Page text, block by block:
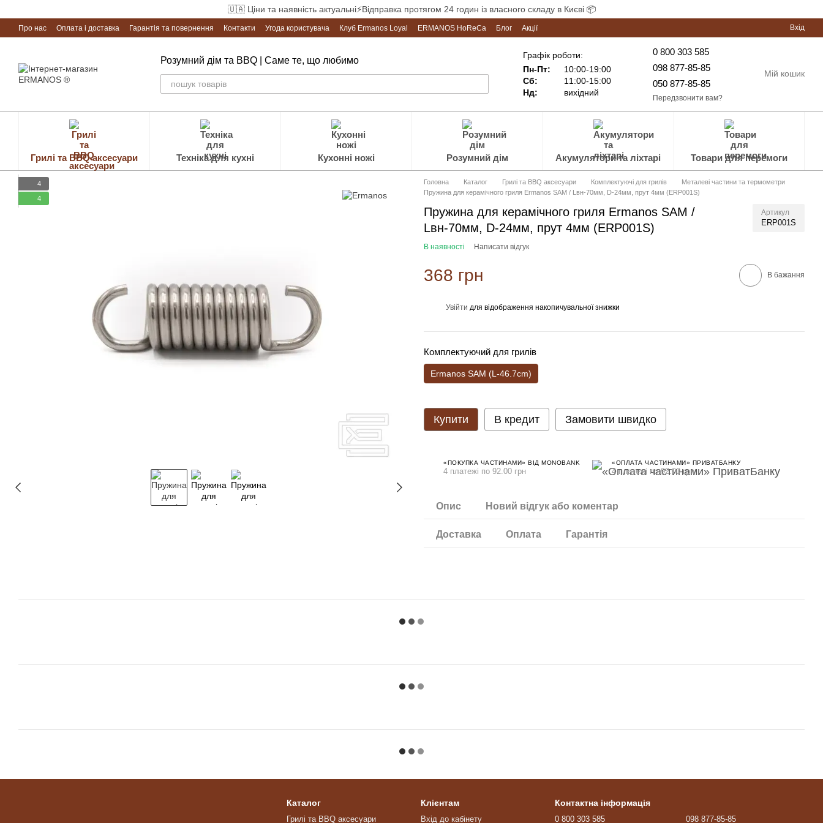
🇺🇦 Ціни та наявність актуальні⚡Відправка протягом 24 годин із власного складу в Києві 📦
Про нас Оплата і доставка Гарантія та повернення Контакти Угода користувача Клуб Ermanos Loyal ERMANOS HoReCa Блог Акції Вхід
Розумний дім та BBQ | Саме те, що любимо
Графік роботи:
Пн-Пт:
10:00-19:00
Сб:
11:00-15:00
Нд:
вихідний
0 800 303 585
098 877-85-85
050 877-85-85
Передзвонити вам?
Мій кошик
Грилі та BBQ аксесуари Техніка для кухні Кухонні ножі Розумний дім Акумулятори та ліхтарі Товари для перемоги
4
4
Головна Каталог Грилі та BBQ аксесуари Комплектуючі для грилів
Металеві частини та термометри
Пружина для керамічного гриля Ermanos SAM / Lвн-70мм, D-24мм, прут 4мм (ERP001S)
Пружина для керамічного гриля Ermanos SAM /
Lвн-70мм, D-24мм, прут 4мм (ERP001S)
Артикул
ERP001S
В наявності Написати відгук
368 грн В бажання
Увійти для відображення накопичувальної знижки
Комплектуючий для грилів
Ermanos SAM (L-46.7cm)
Купити В кредит Замовити швидко
«ПОКУПКА ЧАСТИНАМИ» ВІД MONOBANK
4 платежі по 92.00 грн
«ОПЛАТА ЧАСТИНАМИ» ПРИВАТБАНКУ
4 платежі по 92.00 грн
Опис Новий відгук або коментар
Доставка Оплата Гарантія
Каталог
Грилі та BBQ аксесуари
Клієнтам
Вхід до кабінету
Контактна інформація
0 800 303 585 098 877-85-85